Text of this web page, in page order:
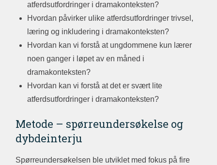
atferdsutfordringer i dramakonteksten?
Hvordan påvirker ulike atferdsutfordringer trivsel,
læring og inkludering i dramakonteksten?
Hvordan kan vi forstå at ungdommene kun lærer
noen ganger i løpet av en måned i
dramakonteksten?
Hvordan kan vi forstå at det er svært lite
atferdsutfordringer i dramakonteksten?
Metode – spørreundersøkelse og
dybdeinterju
Spørreundersøkelsen ble utviklet med fokus på fire